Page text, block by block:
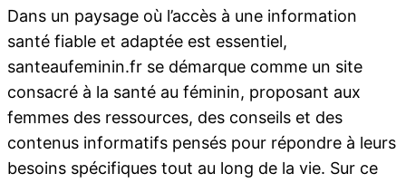
Dans un paysage où l’accès à une information
santé fiable et adaptée est essentiel,
santeaufeminin.fr se démarque comme un site
consacré à la santé au féminin, proposant aux
femmes des ressources, des conseils et des
contenus informatifs pensés pour répondre à leurs
besoins spécifiques tout au long de la vie. Sur ce